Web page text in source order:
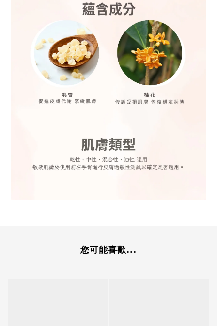
您可能喜歡...